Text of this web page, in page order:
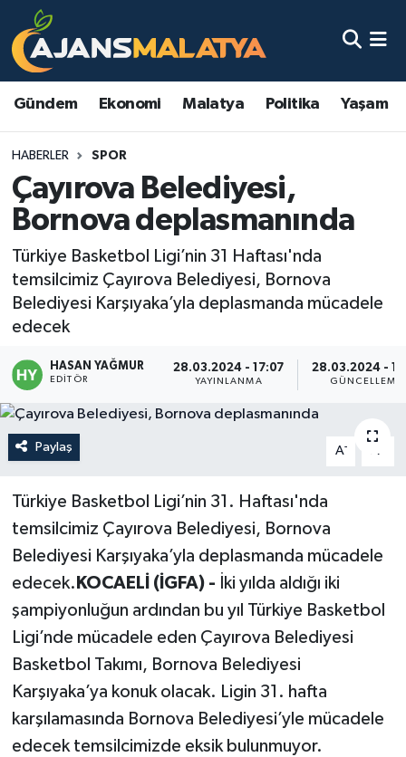
Gündem Ekonomi Malatya Politika Yaşam
HABERLER SPOR
Çayırova Belediyesi,
Bornova deplasmanında
Türkiye Basketbol Ligi’nin 31 Haftası'nda
temsilcimiz Çayırova Belediyesi, Bornova
Belediyesi Karşıyaka’yla deplasmanda mücadele
edecek
HASAN YAĞMUR
EDITÖR
28.03.2024 - 17:07
YAYINLANMA
28.03.2024 -
GÜNCELLEME
Paylaş A- A
Türkiye Basketbol Ligi’nin 31. Haftası'nda
temsilcimiz Çayırova Belediyesi, Bornova
Belediyesi Karşıyaka’yla deplasmanda mücadele
edecek. KOCAELİ (İGFA) -
İki yılda aldığı iki
şampiyonluğun ardından bu yıl Türkiye Basketbol
Ligi’nde mücadele eden Çayırova Belediyesi
Basketbol Takımı, Bornova Belediyesi
Karşıyaka’ya konuk olacak. Ligin 31. hafta
karşılamasında Bornova Belediyesi’yle mücadele
edecek temsilcimizde eksik bulunmuyor.
Asayiş
Eğitim
Ekonomi
Gündem
Kadın
Politika
Spor
Teknoloji
Yaşam
Malatya Nöbetçi Eczaneler
Malatya Namaz Vakitleri
Malatya Trafik Yoğunluk Haritası
TFF 3.Lig 2.Grup Puan Durumu ve Fikstür
Tüm Manşetler